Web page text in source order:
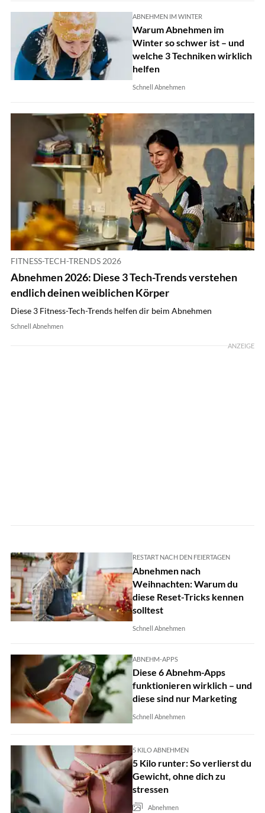
ABNEHMEN IM WINTER
Warum Abnehmen im
Winter so schwer ist – und
welche 3 Techniken wirklich
helfen
Schnell Abnehmen
FITNESS-TECH-TRENDS 2026
Abnehmen 2026: Diese 3 Tech-Trends verstehen
endlich deinen weiblichen Körper
Diese 3 Fitness-Tech-Trends helfen dir beim Abnehmen
Schnell Abnehmen
ANZEIGE
RESTART NACH DEN FEIERTAGEN
Abnehmen nach
Weihnachten: Warum du
diese Reset-Tricks kennen
solltest
Schnell Abnehmen
ABNEHM-APPS
Diese 6 Abnehm-Apps
funktionieren wirklich – und
diese sind nur Marketing
Schnell Abnehmen
5 KILO ABNEHMEN
5 Kilo runter: So verlierst du
Gewicht, ohne dich zu
stressen
Abnehmen